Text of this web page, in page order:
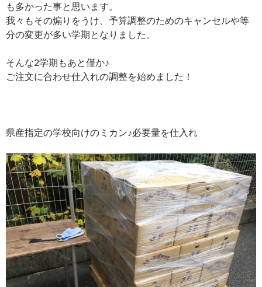
も多かった事と思います。
我々もその煽りをうけ、予算調整のためのキャンセルや等
分の変更が多い学期となりました。
そんな2学期もあと僅か♪
ご注文に合わせ仕入れの調整を始めました！
県産指定の学校向けのミカン♪必要量を仕入れ